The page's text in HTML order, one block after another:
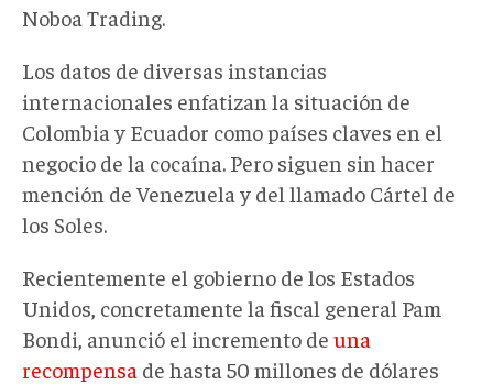
Noboa Trading.
Los datos de diversas instancias
internacionales enfatizan la situación de
Colombia y Ecuador como países claves en el
negocio de la cocaína. Pero siguen sin hacer
mención de Venezuela y del llamado Cártel de
los Soles.
Recientemente el gobierno de los Estados
Unidos, concretamente la fiscal general Pam
Bondi, anunció el incremento de una
recompensa de hasta 50 millones de dólares